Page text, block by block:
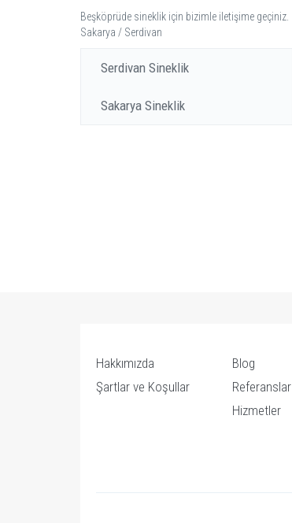
Beşköprüde sineklik için bizimle iletişime geçiniz.
Sakarya / Serdivan
Serdivan Sineklik
Sakarya Sineklik
Hakkımızda
Şartlar ve Koşullar
Blog
Referanslar
Hizmetler